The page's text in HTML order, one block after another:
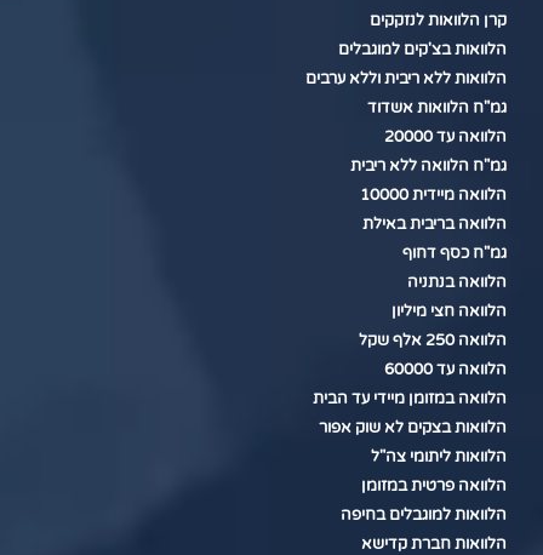
קרן הלוואות לנזקקים
הלוואות בצ'קים למוגבלים
הלוואות ללא ריבית וללא ערבים
גמ"ח הלוואות אשדוד
הלוואה עד 20000
גמ"ח הלוואה ללא ריבית
הלוואה מיידית 10000
הלוואה בריבית באילת
גמ"ח כסף דחוף
הלוואה בנתניה
הלוואה חצי מיליון
הלוואה 250 אלף שקל
הלוואה עד 60000
הלוואה במזומן מיידי עד הבית
הלוואות בצקים לא שוק אפור
הלוואות ליתומי צה"ל
הלוואה פרטית במזומן
הלוואות למוגבלים בחיפה
הלוואות חברת קדישא